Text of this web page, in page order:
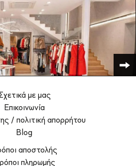
με μας
Επικοινωνία
/ πολιτική απορρήτου
Blog
αποστολής
πληρωμής